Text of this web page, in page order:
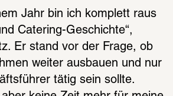
Jahr bin ich komplett raus
Catering-Geschichte“,
Er stand vor der Frage, ob
weiter ausbauen und nur
tätig sein sollte.